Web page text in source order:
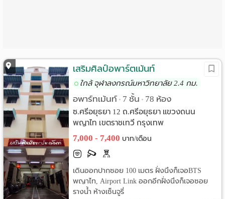
เสริมศิลป์อพาร์ตเม้นท์
ใกล้ จุฬาลงกรณ์มหาวิทยาลัย 2.4 กม.
อพาร์ทเม้นท์ • 7 ชั้น • 78 ห้อง
ซ.ศรีอยุธยา 12 ถ.ศรีอยุธยา แขวงถนน
พญาไท เขตราชเทวี กรุงเทพ
7,000 - 7,400 บาท/เดือน
เดินออกปากซอย 100 เมตร ฝั่งนึงก็เจอBTS
พญาไท, Airport Link ออกอีกฝั่งนึงก็เจอซอย
รางน้ำ ห้างเซ็นจูรี่